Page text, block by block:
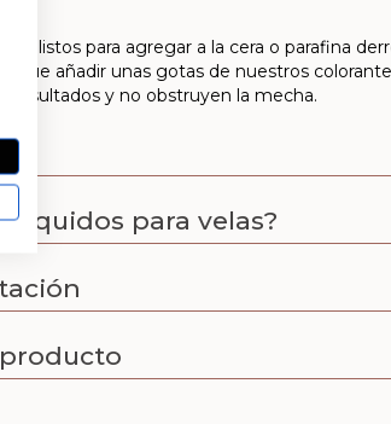
listos para agregar a la cera o parafina
que añadir unas gotas de nuestros
resultados y no obstruyen la mecha.
líquidos para velas?